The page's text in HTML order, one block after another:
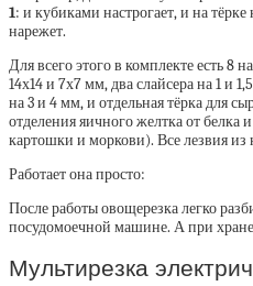
1: и кубиками настрогает, и на
нарежет.
Для всего этого в комплекте есть 8
14х14 и 7х7 мм, два слайсера на 1 и
на 3 и 4 мм, и отдельная тёрка для
отделения яичного желтка от белка
картошки и моркови). Все лезвия
Работает она просто:
После работы овощерезка легко
посудомоечной машине. А при
Мультирезка